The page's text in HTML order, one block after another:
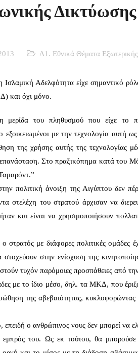
Δ1. Εθνικά Θέματα
Αδελφότητα είχε σημαντικό
και όχι μόνο.
μερίδα του πληθυσμού που είχε το
εξοικειωμένοι με την τεχνολογία
της χρήσης αυτής της τεχνολογίας
επανάσταση. Στο πραξικόπημα κατά του
πολιτική άνοιξη της Αιγύπτου δεν
στελέχη του στρατού άρχισαν να
και είναι να χρησιμοποιήσουν
με διάφορες πολιτικές ομάδες
στην ενίσχυση της
τυχόν παρόμοιες προσπάθειες από
με το ίδιο μέσο, δηλ. τα ΜΚΔ, που
της αβεβαιότητας, κυκλοφορώντας
επειδή ο ανθρώπινος νους δεν μπορεί να
εμπρός του. Ως εκ τούτου, θα